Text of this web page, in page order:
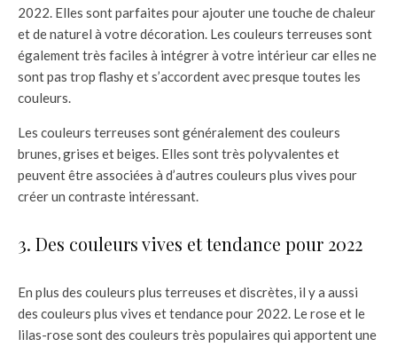
2022. Elles sont parfaites pour ajouter une touche de chaleur
et de naturel à votre décoration. Les couleurs terreuses sont
également très faciles à intégrer à votre intérieur car elles ne
sont pas trop flashy et s’accordent avec presque toutes les
couleurs.
Les couleurs terreuses sont généralement des couleurs
brunes, grises et beiges. Elles sont très polyvalentes et
peuvent être associées à d’autres couleurs plus vives pour
créer un contraste intéressant.
3. Des couleurs vives et tendance pour 2022
En plus des couleurs plus terreuses et discrètes, il y a aussi
des couleurs plus vives et tendance pour 2022. Le rose et le
lilas-rose sont des couleurs très populaires qui apportent une